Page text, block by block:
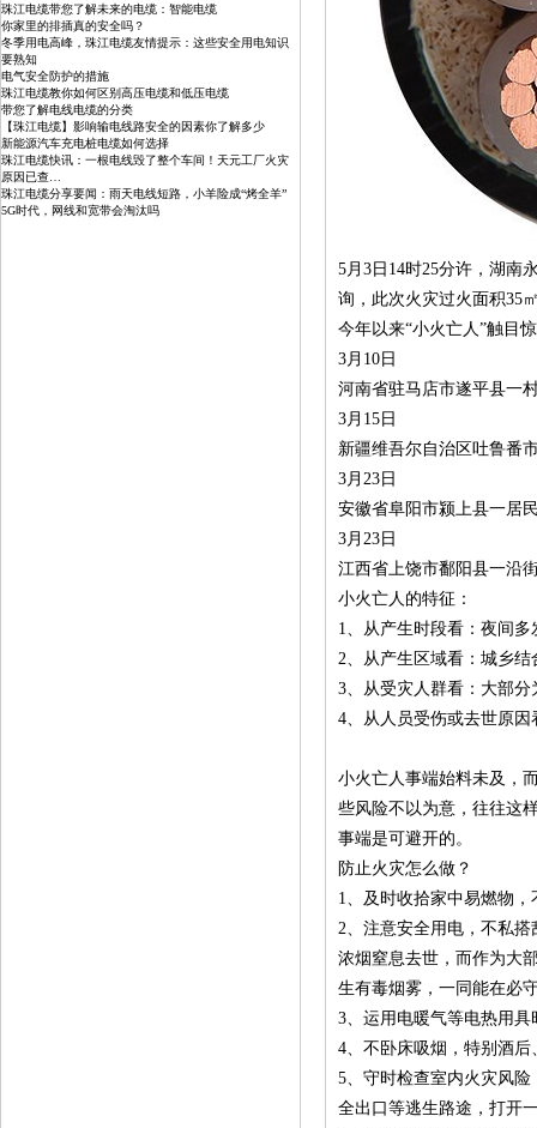
珠江电缆带您了解未来的电缆：智能电缆
你家里的排插真的安全吗？
冬季用电高峰，珠江电缆友情提示：这些安全用电知识
要熟知
电气安全防护的措施
珠江电缆教你如何区别高压电缆和低压电缆
带您了解电线电缆的分类
【珠江电缆】影响输电线路安全的因素你了解多少
新能源汽车充电桩电缆如何选择
珠江电缆快讯：一根电线毁了整个车间！天元工厂火灾
原因已查…
珠江电缆分享要闻：雨天电线短路，小羊险成“烤全羊”
5G时代，网线和宽带会淘汰吗
5月3日14时25分许，湖南
询，此次火灾过火面积35
今年以来“小火亡人”触目
3月10日
河南省驻马店市遂平县一
3月15日
新疆维吾尔自治区吐鲁番
3月23日
安徽省阜阳市颍上县一居
3月23日
江西省上饶市鄱阳县一沿
小火亡人的特征：
1、从产生时段看：夜间多
2、从产生区域看：城乡
3、从受灾人群看：大部
4、从人员受伤或去世原
小火亡人事端始料未及，
些风险不以为意，往往这
事端是可避开的。
防止火灾怎么做？
1、及时收拾家中易燃物
2、注意安全用电，不私
浓烟窒息去世，而作为大
生有毒烟雾，一同能在必
3、运用电暖气等电热用
4、不卧床吸烟，特别酒
5、守时检查室内火灾风
全出口等逃生路途，打开